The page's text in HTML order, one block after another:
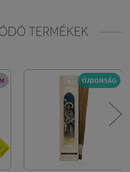
TERMÉKEK
ÚJDONSÁG